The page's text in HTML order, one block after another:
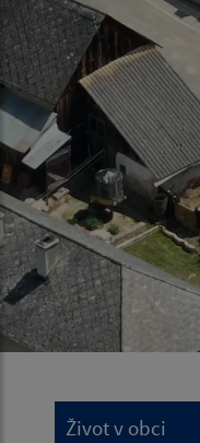
Život v obci